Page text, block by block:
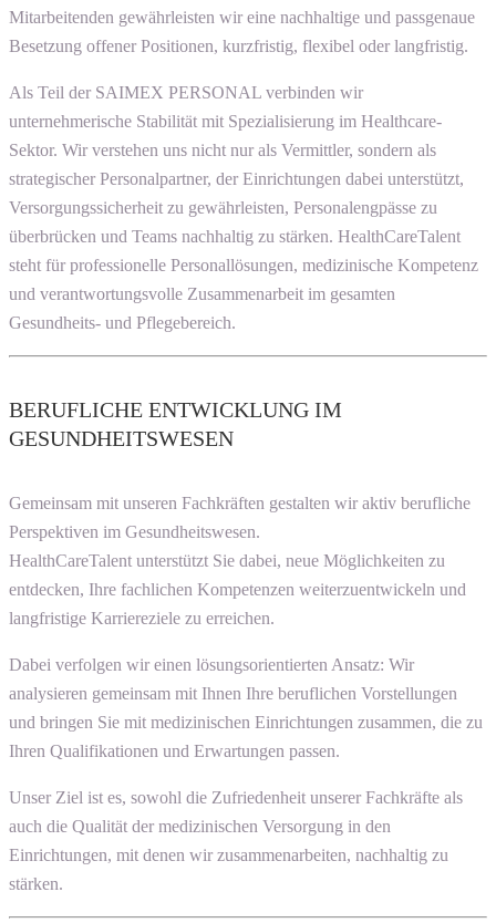
Mitarbeitenden gewährleisten wir eine nachhaltige und passgenaue
Besetzung offener Positionen, kurzfristig, flexibel oder langfristig.
Als Teil der SAIMEX PERSONAL verbinden wir
unternehmerische Stabilität mit Spezialisierung im Healthcare-
Sektor. Wir verstehen uns nicht nur als Vermittler, sondern als
strategischer Personalpartner, der Einrichtungen dabei unterstützt,
Versorgungssicherheit zu gewährleisten, Personalengpässe zu
überbrücken und Teams nachhaltig zu stärken. HealthCareTalent
steht für professionelle Personallösungen, medizinische Kompetenz
und verantwortungsvolle Zusammenarbeit im gesamten
Gesundheits- und Pflegebereich.
BERUFLICHE ENTWICKLUNG IM
GESUNDHEITSWESEN
Gemeinsam mit unseren Fachkräften gestalten wir aktiv berufliche
Perspektiven im Gesundheitswesen.
HealthCareTalent unterstützt Sie dabei, neue Möglichkeiten zu
entdecken, Ihre fachlichen Kompetenzen weiterzuentwickeln und
langfristige Karriereziele zu erreichen.
Dabei verfolgen wir einen lösungsorientierten Ansatz: Wir
analysieren gemeinsam mit Ihnen Ihre beruflichen Vorstellungen
und bringen Sie mit medizinischen Einrichtungen zusammen, die zu
Ihren Qualifikationen und Erwartungen passen.
Unser Ziel ist es, sowohl die Zufriedenheit unserer Fachkräfte als
auch die Qualität der medizinischen Versorgung in den
Einrichtungen, mit denen wir zusammenarbeiten, nachhaltig zu
stärken.